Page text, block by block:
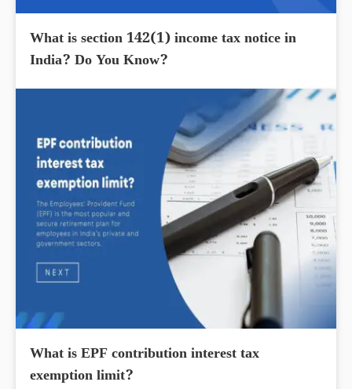
What is section 142(1) income tax notice in
India? Do You Know?
What is EPF contribution interest tax
exemption limit?